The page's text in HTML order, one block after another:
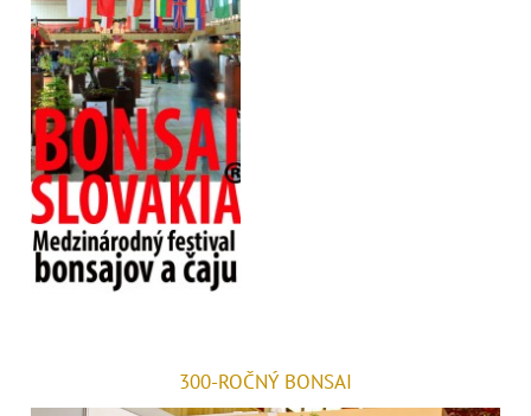
300-ROČNÝ BONSAI